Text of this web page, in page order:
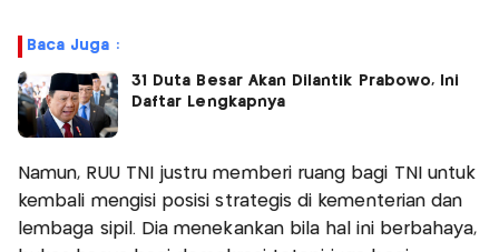
Baca Juga :
31 Duta Besar Akan Dilantik Prabowo, Ini
Daftar Lengkapnya
Namun, RUU TNI justru memberi ruang bagi TNI untuk
kembali mengisi posisi strategis di kementerian dan
lembaga sipil. Dia menekankan bila hal ini berbahaya,